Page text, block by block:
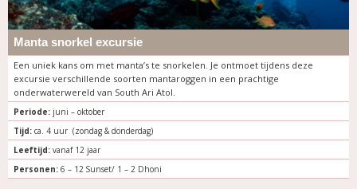
Manta snorkel excursie
Een uniek kans om met manta’s te snorkelen. Je ontmoet tijdens deze
excursie verschillende soorten mantaroggen in een prachtige
onderwaterwereld van South Ari Atol.
Periode:juni – oktober
Tijd:ca. 4 uur (zondag & donderdag)
Leeftijd:vanaf 12 jaar
Personen: 6 – 12 Sunset/ 1 – 2 Dhoni